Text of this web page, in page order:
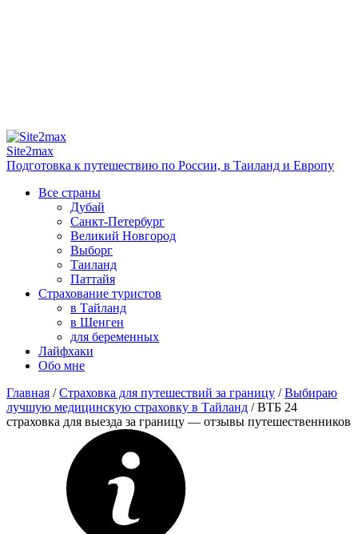
Site2max
Подготовка к путешествию по России, в Таиланд и Европу
Все страны
Дубай
Санкт-Петербург
Великий Новгород
Выборг
Таиланд
Паттайя
Страхование туристов
в Тайланд
в Шенген
для беременных
Лайфхаки
Обо мне
Главная / Страховка для путешествий за границу / Выбираю
лучшую медицинскую страховку в Тайланд / ВТБ 24
страховка для выезда за границу — отзывы путешественников